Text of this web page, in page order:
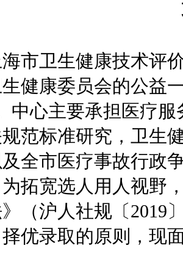
卫生健康技术评价
健康委员会的公益
中心主要承担医疗
范标准研究，卫生
全市医疗事故行政
拓宽选人用人视野
（沪人社规〔2019
优录取的原则，现